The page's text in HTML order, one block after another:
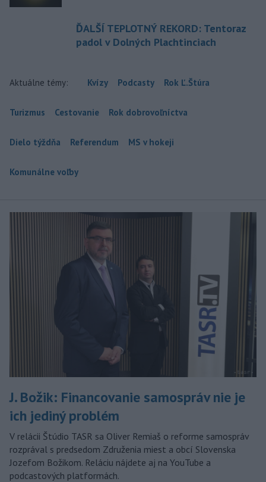
ĎALŠÍ TEPLOTNÝ REKORD: Tentoraz
padol v Dolných Plachtinciach
Aktuálne témy: Kvízy Podcasty Rok Ľ.Štúra
Turizmus Cestovanie Rok dobrovoľníctva
Dielo týždňa Referendum MS v hokeji
Komunálne voľby
J. Božik: Financovanie samospráv nie je
ich jediný problém
V relácii Štúdio TASR sa Oliver Remiaš o reforme samospráv
rozprával s predsedom Združenia miest a obcí Slovenska
Jozefom Božikom. Reláciu nájdete aj na YouTube a
podcastových platformách.